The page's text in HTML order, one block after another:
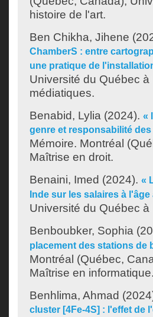
histoire de l'art.
Ben Chikha, Jihene
ChamberS : entre
une pratique de
Université du Québec
médiatiques.
Benabid, Lylia (2024). «
genre et responsabilité
Mémoire. Montréal
Maîtrise en droit.
Benaini, Imed (2024). «
Inde sur les salaires à l'âge
Université du Québec
Benboubker, Sophia
placement des stations de
Montréal (Québec,
Maîtrise en informatique.
Benhlima, Ahmad
cluster [4Fe-4S] : l'effet de